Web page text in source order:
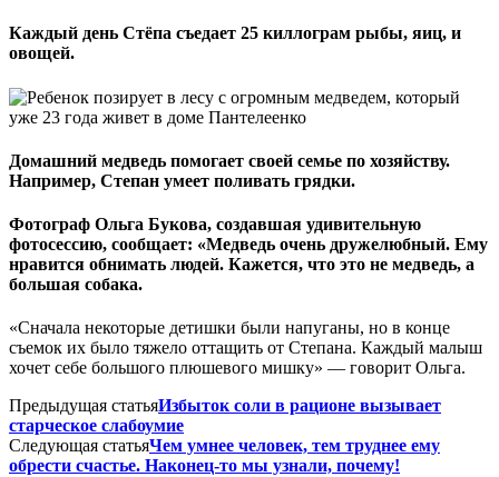
Каждый день Стёпа съедает 25 киллограм рыбы, яиц, и
овощей.
Домашний медведь помогает своей семье по хозяйству.
Например, Степан умеет поливать грядки.
Фотограф Ольга Букова, создавшая удивительную
фотосессию, сообщает: «Медведь очень дружелюбный. Ему
нравится обнимать людей. Кажется, что это не медведь, а
большая собака.
«Сначала некоторые детишки были напуганы, но в конце
съемок их было тяжело оттащить от Степана. Каждый малыш
хочет себе большого плюшевого мишку» — говорит Ольга.
Предыдущая статьяИзбыток соли в рационе вызывает
старческое слабоумие
Следующая статьяЧем умнее человек, тем труднее ему
обрести счастье. Наконец-то мы узнали, почему!